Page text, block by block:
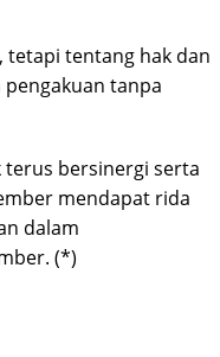
tetapi tentang hak dan
tanpa
terus bersinergi serta
mendapat rida
dalam
(*)